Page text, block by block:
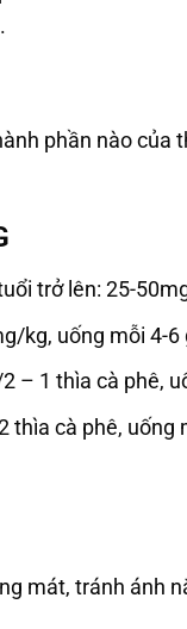
phần nào
trở lên: 25-
kg, uống mỗi 4-
– 1 thìa cà phê,
thìa cà phê, uống
mát, tránh ánh